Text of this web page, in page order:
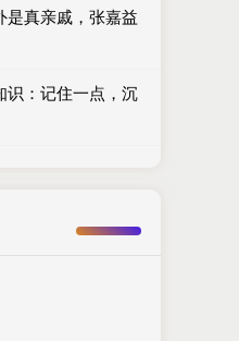
是真亲戚，张嘉益
识：记住一点，沉